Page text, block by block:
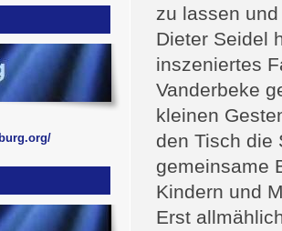
zu lassen
Dieter Seidel
inszeniertes
Vanderbeke
kleinen
den Tisch die
gemeinsame
Kindern und
Erst